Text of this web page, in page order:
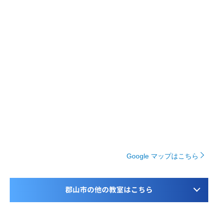
Google マップはこちら
郡山市の他の教室はこちら